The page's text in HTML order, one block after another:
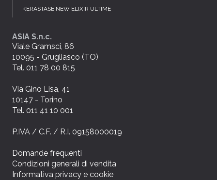
KERASTASE NEW ELIXIR ULTIME
ASIA S.n.c.
Viale Gramsci, 86
10095 - Grugliasco (TO)
Tel. 011 78 00 815
Via Gino Lisa, 41
10147 - Torino
Tel. 011 41 10 001
P.IVA / C.F. / R.I. 09158000019
Domande frequenti
Condizioni generali di vendita
Informativa privacy e cookie